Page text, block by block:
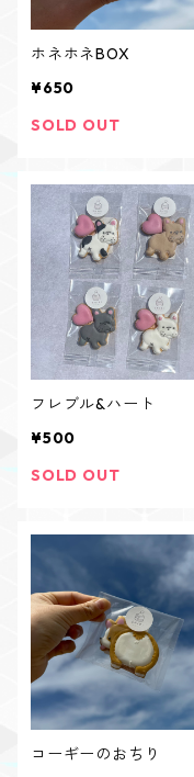
ホネホネBOX
¥650
SOLD OUT
フレブル&ハート
¥500
SOLD OUT
コーギーのおちり